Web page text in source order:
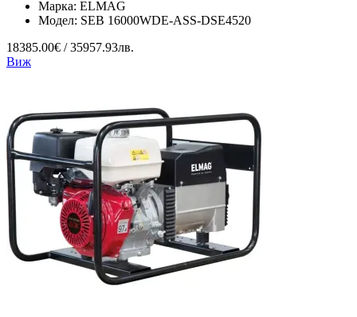
Марка: ELMAG
Модел: SEB 16000WDE-ASS-DSE4520
18385.00€ / 35957.93лв.
Виж